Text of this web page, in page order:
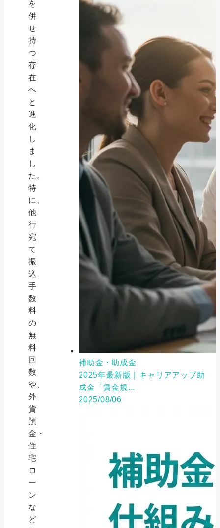
を
併
せ
持
つ
存
在
へ
と
進
化
し
ま
し
た。
特
に、
他
行
宛
て
振
込
手
数
料
の
無
料
回
数
や、
外
貨
預
金・
住
宅
ロ
ー
ン
な
ど
補助金・助成金
2025年最新版｜キャリアアップ助
成金「賃金規...
2025/08/06